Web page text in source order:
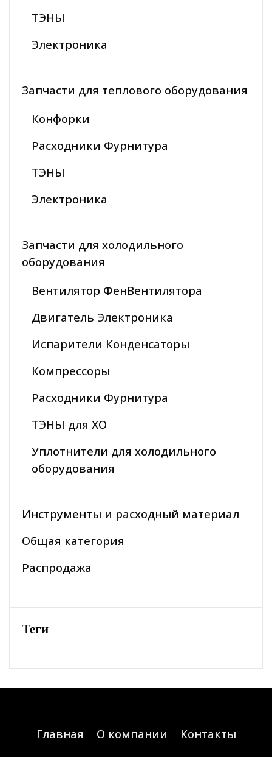
ТЭНЫ
Электроника
Запчасти для теплового оборудования
Конфорки
Расходники Фурнитура
ТЭНЫ
Электроника
Запчасти для холодильного
оборудования
Вентилятор ФенВентилятора
Двигатель Электроника
Испарители Конденсаторы
Компрессоры
Расходники Фурнитура
ТЭНЫ для ХО
Уплотнители для холодильного
оборудования
Инструменты и расходный материал
Общая категория
Распродажа
Теги
Главная О компании Контакты